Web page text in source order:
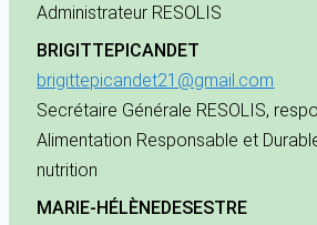
Administrateur RESOLIS
BRIGITTEPICANDET
brigittepicandet21@gmail.com
Secrétaire Générale RESOLIS,
Alimentation Responsable et
nutrition
MARIE-HÉLÈNEDESESTRE